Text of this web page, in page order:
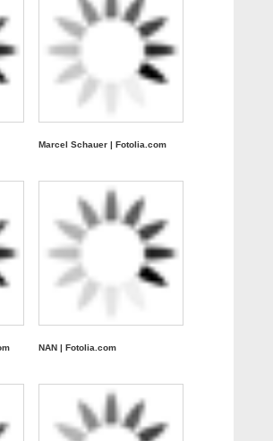
Marcel Schauer | Fotolia.com
NAN | Fotolia.com